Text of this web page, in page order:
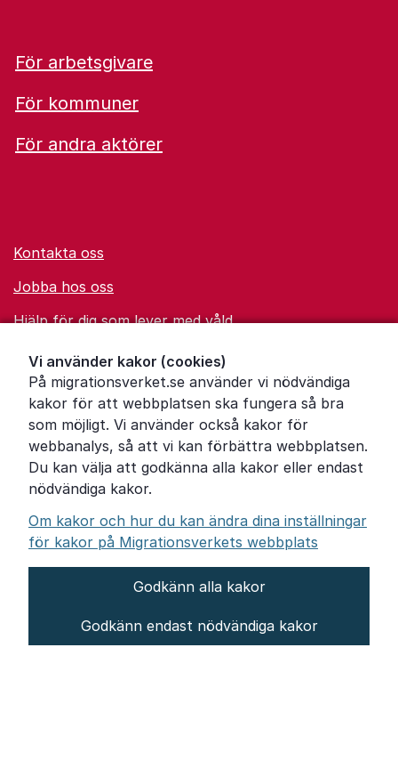
Vi använder kakor (cookies)
På migrationsverket.se använder vi nödvändiga
kakor för att webbplatsen ska fungera så bra
som möjligt. Vi använder också kakor för
webbanalys, så att vi kan förbättra webbplatsen.
Du kan välja att godkänna alla kakor eller endast
nödvändiga kakor.
Om kakor och hur du kan ändra dina inställningar
för kakor på Migrationsverkets webbplats
Godkänn alla kakor
Godkänn endast nödvändiga kakor
För arbetsgivare
För kommuner
För andra aktörer
Kontakta oss
Jobba hos oss
Hjälp för dig som lever med våld
Ordförklaringar
Om Migrationsverket
Pressrum
Tillgänglighetsredogörelse
Other languages
Behandling av personuppgifter